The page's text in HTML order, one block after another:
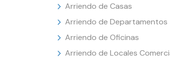
Arriendo de Casas
Arriendo de Departamentos
Arriendo de Oficinas
Arriendo de Locales